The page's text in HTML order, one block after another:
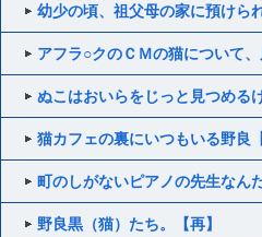
幼少の頃、祖父母の家に預けら
アフラ○クのＣＭの猫について
ぬこはおいらをじっと見つめる
猫カフェの裏にいつもいる野良
町のしがないピアノの先生なん
野良黒（猫）たち。【再】